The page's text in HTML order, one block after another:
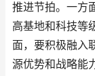
推进节拍。一方
高基地和科技等
面，要积极融入
源优势和战略能